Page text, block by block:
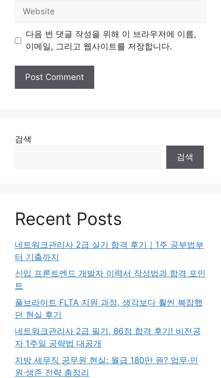
Website
다음 번 댓글 작성을 위해 이 브라우저에 이름,
이메일, 그리고 웹사이트를 저장합니다.
검색
검색
Recent Posts
네트워크관리사 2급 실기 합격 후기｜1주 공부법부
터 기출까지
신입 프론트엔드 개발자 이력서 작성법과 합격 포인
트
풀브라이트 FLTA 지원 과정, 생각보다 훨씬 복잡했
던 현실 후기
네트워크관리사 2급 필기, 86점 합격 후기! 비전공
자 1주일 공략법 대공개
지방 세무직 공무원 현실: 월급 180만 원? 업무·민
원·생존 전략 총정리